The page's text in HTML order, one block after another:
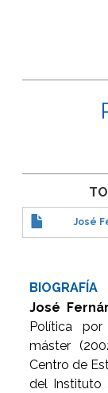
José
BIOGRAFÍA
José
Política
máster
Centro de
del Instituto